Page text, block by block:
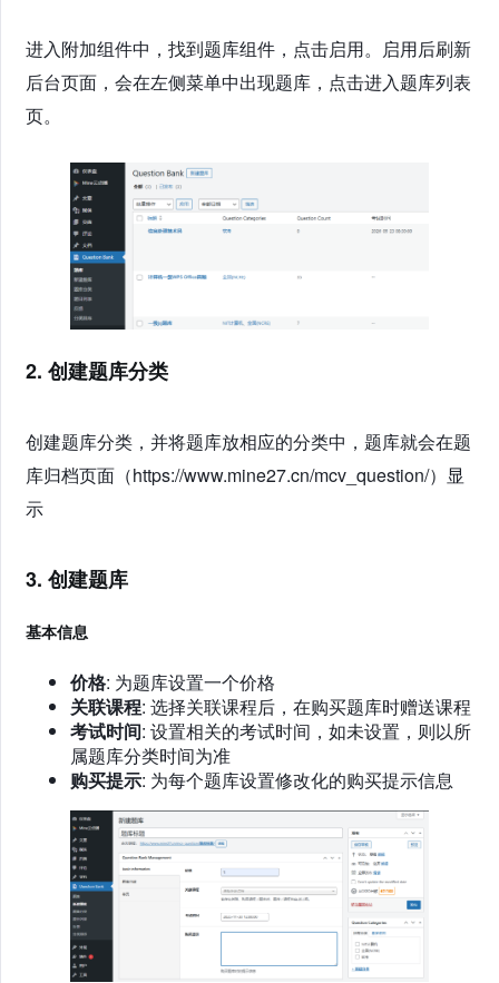
进入附加组件中，找到题库组件，点击启用。启用后刷新
后台页面，会在左侧菜单中出现题库，点击进入题库列表
页。
2. 创建题库分类
创建题库分类，并将题库放相应的分类中，题库就会在题
库归档页面（https://www.mine27.cn/mcv_question/）显
示
3. 创建题库
基本信息
价格: 为题库设置一个价格
关联课程: 选择关联课程后，在购买题库时赠送课程
考试时间: 设置相关的考试时间，如未设置，则以所
属题库分类时间为准
购买提示: 为每个题库设置修改化的购买提示信息